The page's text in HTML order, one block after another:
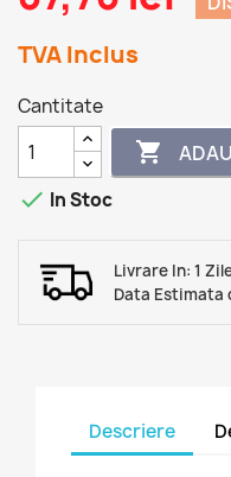
TVA Inclus
Cantitate

 In Stoc
Livrare In: 1
Data Estimata
Descriere